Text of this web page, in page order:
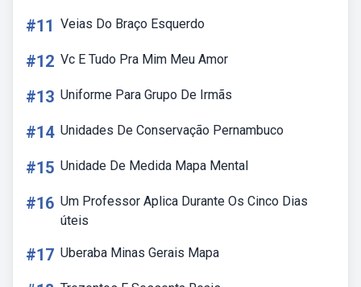
#11 Veias Do Braço Esquerdo
#12 Vc E Tudo Pra Mim Meu Amor
#13 Uniforme Para Grupo De Irmãs
#14 Unidades De Conservação Pernambuco
#15 Unidade De Medida Mapa Mental
#16 Um Professor Aplica Durante Os Cinco Dias
úteis
#17 Uberaba Minas Gerais Mapa